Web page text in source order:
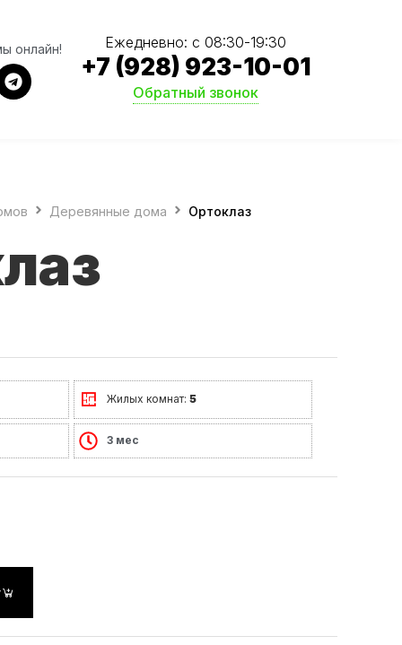
онлайн! Ежедневно: с 08:30-19:30
+7 (928) 923-10-01
Обратный звонок
Деревянные дома Ортоклаз
Жилых комнат:5
3 мес